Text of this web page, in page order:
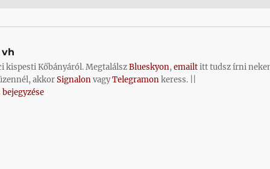
kispesti Kőbányáról. MegtalálszBlueskyon,emailtitt tudsz írni
akkorSignalonvagyTelegramonkeress. ||